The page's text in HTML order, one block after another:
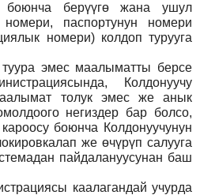
боюнча берүүгө жана ушул
паспортунун номери
номери) колдоп турууга
туура эмес маалыматты берсе
Колдонуучу
толук эмес же анык
негиздер бар болсо,
боюнча Колдонуучунун
же өчүрүп салууга
пайдалануусунан баш
каалагандай учурда